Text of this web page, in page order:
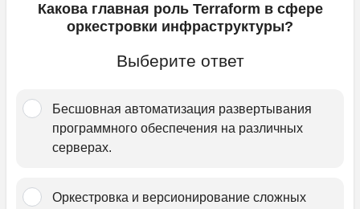
Какова главная роль Terraform в сфере
оркестровки инфраструктуры?
Выберите ответ
Бесшовная автоматизация развертывания
программного обеспечения на различных
серверах.﻿
Оркестровка и в﻿ерсионирование сложных